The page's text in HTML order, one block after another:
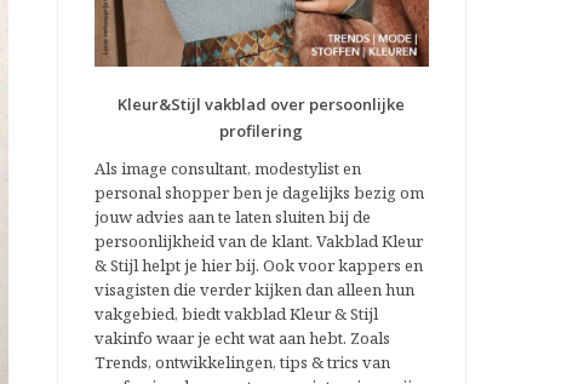
Kleur&Stijl vakblad over persoonlijke
profilering
Als image consultant, modestylist en
personal shopper ben je dagelijks bezig om
jouw advies aan te laten sluiten bij de
persoonlijkheid van de klant. Vakblad Kleur
& Stijl helpt je hier bij. Ook voor kappers en
visagisten die verder kijken dan alleen hun
vakgebied, biedt vakblad Kleur & Stijl
vakinfo waar je echt wat aan hebt. Zoals
Trends, ontwikkelingen, tips & trics van